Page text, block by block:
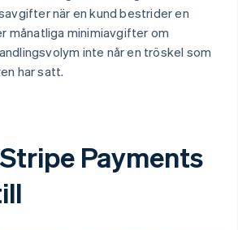
när en kund bestrider en
månatliga minimiavgifter om
inte når en tröskel som
har satt.
Payments